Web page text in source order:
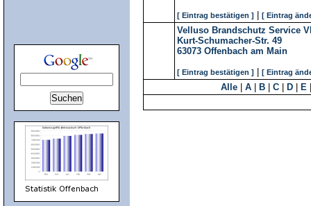
[ Eintrag bestätigen ] [ Eintrag
Velluso Brandschutz Service
Kurt-Schumacher-Str. 49
63073 Offenbach am Main
[ Eintrag bestätigen ] [ Eintrag
Alle A B C D E